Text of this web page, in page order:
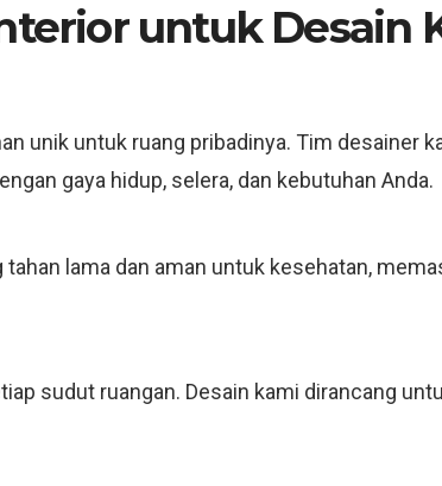
untuk Desain
unik untuk ruang pribadinya. Tim desainer
gaya hidup, selera, dan kebutuhan Anda.
lama dan aman untuk kesehatan,
sudut ruangan. Desain kami dirancang